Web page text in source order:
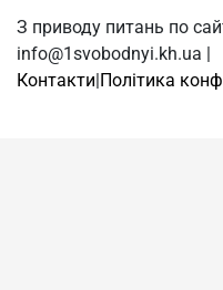
З приводу питань по
info@1svobodnyi.kh.ua |
Контакти|Політика